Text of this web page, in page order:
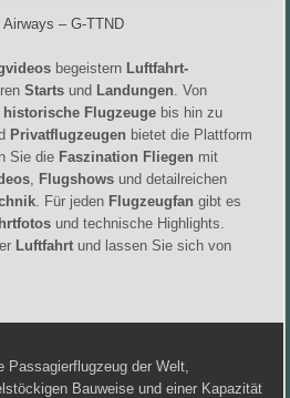
– G-TTND
begeistern Luftfahrt-
Starts und Landungen . Von
historische Flugzeuge bis hin zu
Privatflugzeugen bietet die Plattform
Sie die Faszination Fliegen mit
Flugshows und detailreichen
. Für jeden Flugzeugfan gibt es
und technische Highlights.
Luftfahrt und lassen Sie sich von
Passagierflugzeug der Welt,
Bauweise und einer Kapazität